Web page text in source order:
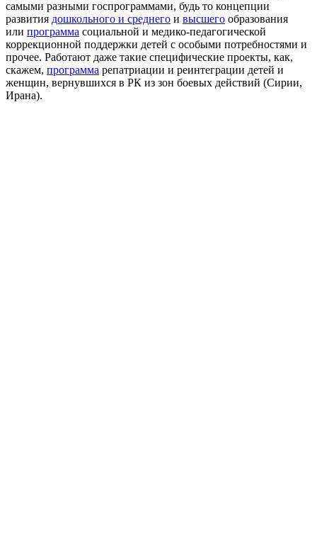
самыми разными госпрограммами, будь то концепции
развития дошкольного и среднего и высшего образования
или программа социальной и медико-педагогической
коррекционной поддержки детей с особыми потребностями и
прочее. Работают даже такие специфические проекты, как,
скажем, программа репатриации и реинтеграции детей и
женщин, вернувшихся в РК из зон боевых действий (Сирии,
Ирана).